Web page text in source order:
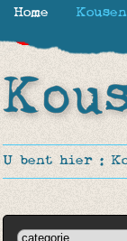
U bent hier :
Home Kousen